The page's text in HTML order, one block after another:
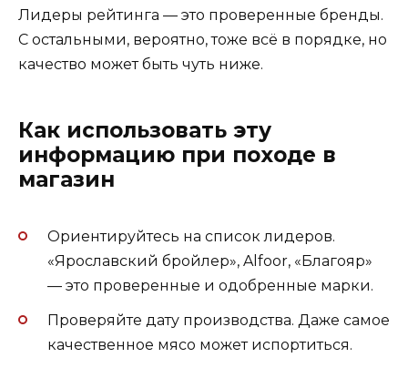
Лидеры рейтинга — это проверенные бренды.
С остальными, вероятно, тоже всё в порядке, но
качество может быть чуть ниже.
Как использовать эту
информацию при походе в
магазин
Ориентируйтесь на список лидеров.
«Ярославский бройлер», Alfoor, «Благояр»
— это проверенные и одобренные марки.
Проверяйте дату производства. Даже самое
качественное мясо может испортиться.